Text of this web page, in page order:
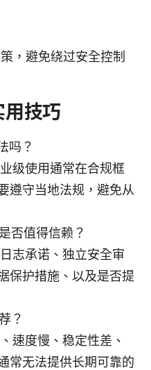
，避免绕过安全控制
技巧
吗？
级使用通常在合规框
遵守当地法规，避免从
否值得信赖？
志承诺、独立安全审
保护措施、以及是否提
？
速度慢、稳定性差、
常无法提供长期可靠的